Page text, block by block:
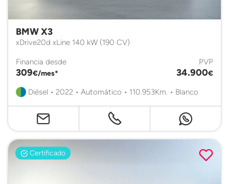
BMW X3
xDrive20d xLine 140 kW (190 CV)
Financia desde
309€/mes*
PVP
34.900€
Diésel • 2022 • Automático • 110.953Km. • Blanco
Certificado